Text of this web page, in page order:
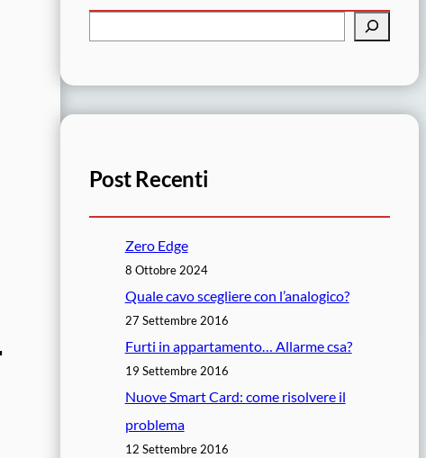
e
Post Recenti
Zero Edge
8 Ottobre 2024
Quale cavo scegliere con l’analogico?
27 Settembre 2016
Furti in appartamento… Allarme csa?
19 Settembre 2016
Nuove Smart Card: come risolvere il
problema
12 Settembre 2016